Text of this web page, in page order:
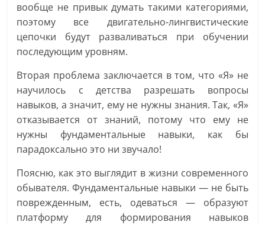
вообще не привык думать такими категориями,
поэтому все двигательно-лингвистические
цепочки будут разваливаться при обучении
последующим уровням.
Вторая проблема заключается в том, что «Я» не
научилось с детства разрешать вопросы
навыков, а значит, ему не нужны знания. Так, «Я»
отказывается от знаний, потому что ему не
нужны фундаментальные навыки, как бы
парадоксально это ни звучало!
Поясню, как это выглядит в жизни современного
обывателя. Фундаментальные навыки — не быть
поврежденным, есть, одеваться — образуют
платформу для формирования навыков